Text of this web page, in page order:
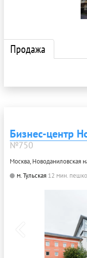
Продажа
Бизнес-центр
№750
Москва, Новоданиловская
м. Тульская 12 мин.